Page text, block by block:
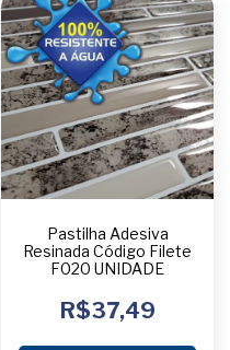
Pastilha Adesiva
Resinada Código Filete
F020 UNIDADE
R$37,49